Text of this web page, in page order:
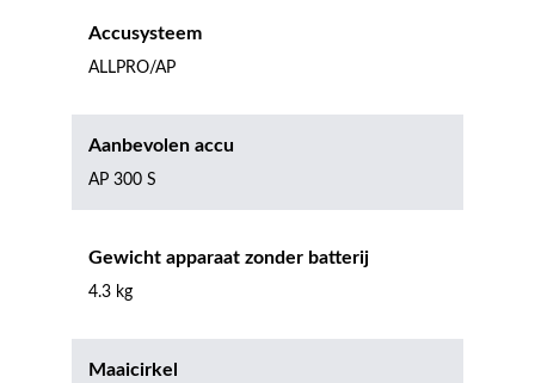
Accusysteem
ALLPRO/AP
Aanbevolen accu
AP 300 S
Gewicht apparaat zonder batterij
4.3 kg
Maaicirkel